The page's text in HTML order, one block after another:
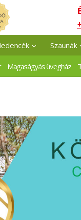
Szaunák
Magaságyás üvegház